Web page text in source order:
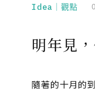
Idea｜觀點
明年見
隨著的十月的